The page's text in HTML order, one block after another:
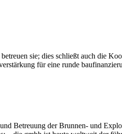
sie; dies schließt auch die
für eine runde
Betreuung der Brunnen- und